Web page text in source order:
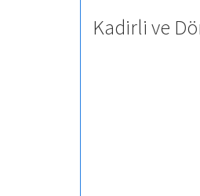
Kadirli ve